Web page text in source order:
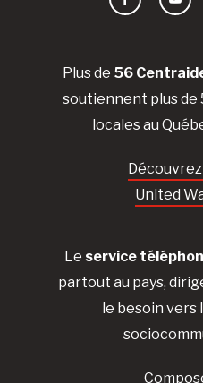
Plus de 56
soutiennent plus de
locales au
United
Le service
partout au pays,
le besoin vers
Facebook